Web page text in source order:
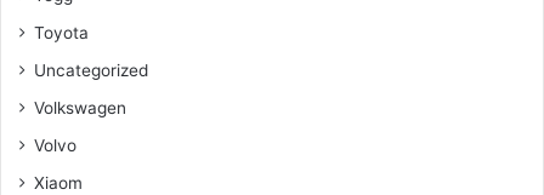
Toyota
Uncategorized
Volkswagen
Volvo
Xiaom